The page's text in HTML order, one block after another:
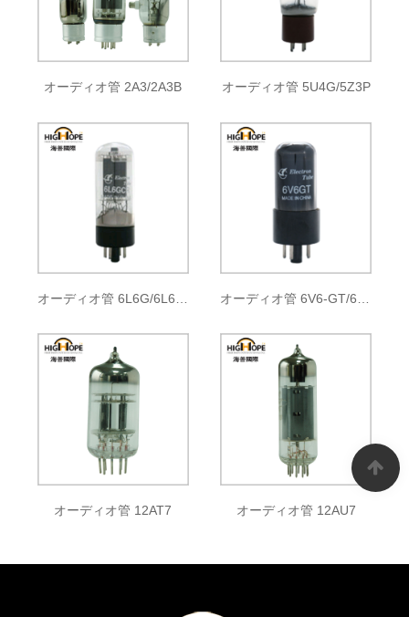
オーディオ管 2A3/2A3B オーディオ管 5U4G/5Z3P
オーディオ管 12AT7 オーディオ管 12AU7